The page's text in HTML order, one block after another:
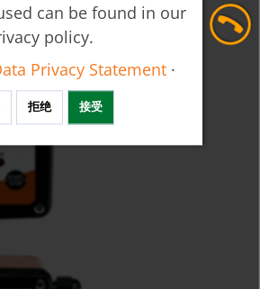
ZOK
can be found in our
policy.
Privacy Statement ·
拒绝 接受